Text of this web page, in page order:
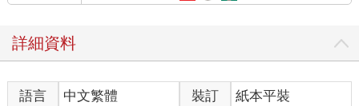
嚴選受到消費者歡迎的原因是什麼？」
我總是非常認真的看待每個記者所提出的問題，所以回答總是
「落落長」到很囉唆的地步。
「網路女裝市場競爭激烈，而我們公司一開始就挑了一條最難走
詳細資料
語言 中文繁體 裝訂
紙本平裝